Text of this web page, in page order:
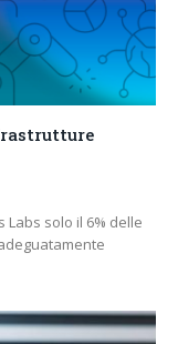
Labs solo il 6% delle